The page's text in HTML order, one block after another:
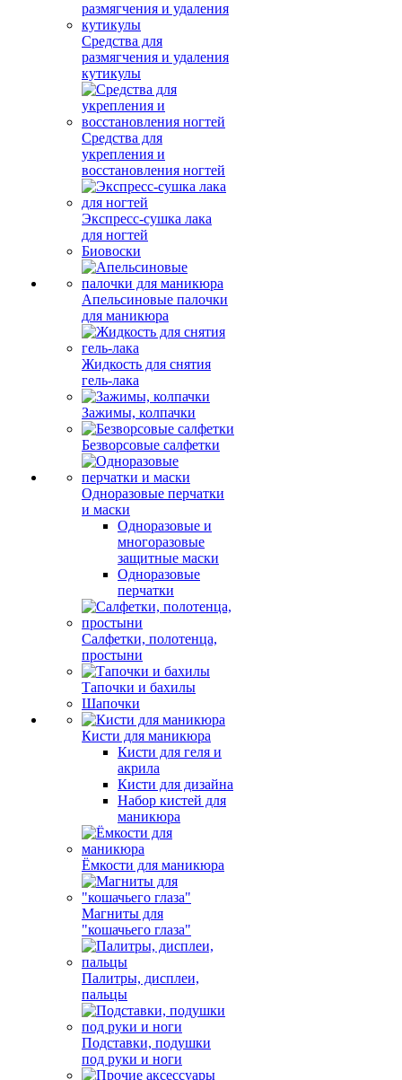
Средства для
размягчения и удаления
кутикулы
Средства для
укрепления и
восстановления ногтей
Экспресс-сушка лака
для ногтей
Биовоски
Апельсиновые палочки
для маникюра
Жидкость для снятия
гель-лака
Зажимы, колпачки
Безворсовые салфетки
Одноразовые перчатки
и маски
Одноразовые и
многоразовые
защитные маски
Одноразовые
перчатки
Салфетки, полотенца,
простыни
Тапочки и бахилы
Шапочки
Кисти для маникюра
Кисти для геля и
акрила
Кисти для дизайна
Набор кистей для
маникюра
Ёмкости для маникюра
Магниты для
"кошачьего глаза"
Палитры, дисплеи,
пальцы
Подставки, подушки
под руки и ноги